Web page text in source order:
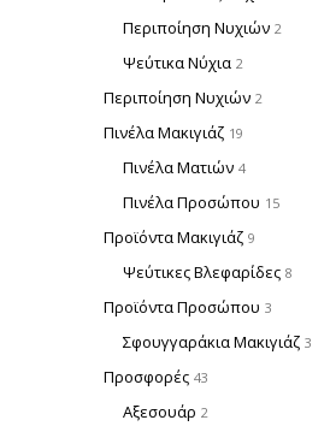
Περιποίηση Νυχιών 2
Ψεύτικα Νύχια 2
Περιποίηση Νυχιών 2
Πινέλα Μακιγιάζ 19
Πινέλα Ματιών 4
Πινέλα Προσώπου 15
Προϊόντα Μακιγιάζ 9
Ψεύτικες Βλεφαρίδες 8
Προϊόντα Προσώπου 3
Σφουγγαράκια Μακιγιάζ 3
Προσφορές 43
Αξεσουάρ 2